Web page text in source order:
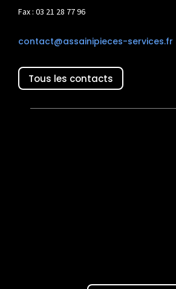
Fax : 03 21 28 77 96
contact@assainipieces-services.fr
Tous les contacts